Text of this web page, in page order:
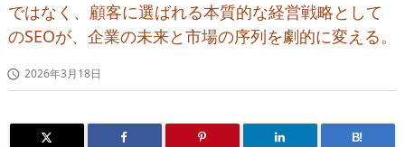
ではなく、顧客に選ばれる本質的な経営戦略として
のSEOが、企業の未来と市場の序列を劇的に変える。
 2026年3月18日
B!